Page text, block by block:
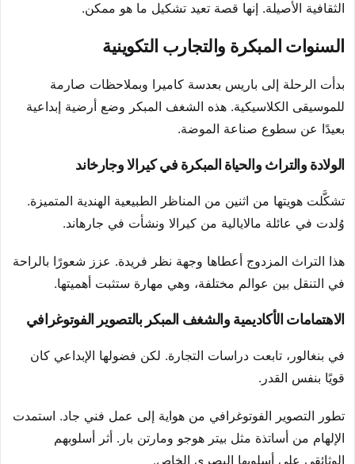
الثقافية الأصيلة. إنها قصة تعيد تشكيل ما هو ممكن.
السنوات المبكرة والتجارب التكوينية
بدأت الرحلة إلى باريس بعدسة كاميرا وبملاحظات صارمة
للموسيقى الكلاسيكية. هذه الشغف المبكر وضع أرضية إبداعية
بعيدًا عن سطوع صناعة الموضة.
الولادة والتراث والحياة المبكرة في كيرالا وجارخاند
تشكَّلت هويتها من اثنين من المناظر الطبيعية الهندية المتميزة.
وُلدت في عائلة مالايالية من كيرالا ونشأت في جارهاند.
هذا التراث المزدوج أعطاها وجهة نظر فريدة. عزز شعورًا بالراحة
في التنقل بين عوالم مختلفة، وهي مهارة ستثبت أهميتها.
الاهتمامات الأكاديمية والشغف المبكر بالتصوير الفوتوغرافي
في بنغالور، تابعت دراسات التجارة. لكن فضولها الإبداعي كان
قويًا بنفس القدر.
تطور التصوير الفوتوغرافي من هواية إلى عمل فني جاد. استمدت
الإلهام من أساتذة مثل بيتر هوجو ومارتن بار. أثر أسلوبهم
الوثائقي على أسلوبها البصري الخاص.